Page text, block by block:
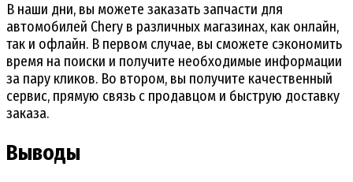
В наши дни, вы можете заказать запчасти для
автомобилей Chery в различных магазинах, как онлайн,
так и офлайн. В первом случае, вы сможете сэкономить
время на поиски и получите необходимые информации
за пару кликов. Во втором, вы получите качественный
сервис, прямую связь с продавцом и быструю доставку
заказа.
Выводы